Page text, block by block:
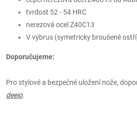
tvrdost 52 - 54 HRC
nerezová ocel Z40C13
V výbrus (symetricky broušené
Doporučujeme:
Pro stylové a bezpečné uložení nože,
deejo.